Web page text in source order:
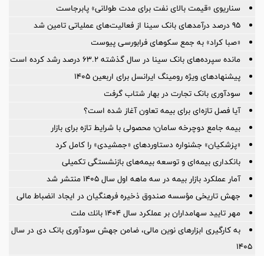
سناریوی «قیمت بالای نفت برای مدت طولانی» پابرجاست
95 درصد درآمدهای بانک سینا از فعالیت‌های عملیاتی تامین شد
«صبا کراد» به جمع سکوهای فرابورسی پیوست
مانده سپرده‌های بانک سینا در سال گذشته ۶۳.۲ درصد رشد کرده است
پیشنهادهای ویژه رومینگ ایرانسل برای اربعین ۱۴۰۵
سودآوری بانک تجارت در بهار شتاب گرفت
آیا فصل تازه‌ای برای بیمه تعاون آغاز شده است؟
بیمه جامع دوچرخه سامان؛ محصولی با شرایط تازه برای بازار
«پزشکیان» جشنواره دستاوردهای «جمشیدی» را کامل کرد
بانکداری بیمه‌ای و توسعه بیمه‌های بازنشستگی تکمیلی
آمار عملكرد بازار بیمه در سه ماهه اول سال 1405 منتشر شد
جهش تاریخی مؤسسه صندوق ذخیره فرهنگیان در ایجاد انضباط مالی
مهر تایید سهامداران بر عملكرد سال ۱۴۰۴ بانك ملت
به کارگیری ابزارهای نوین مالی، ضامن جهش سودآوری بانک دی در سال
۱۴۰۵